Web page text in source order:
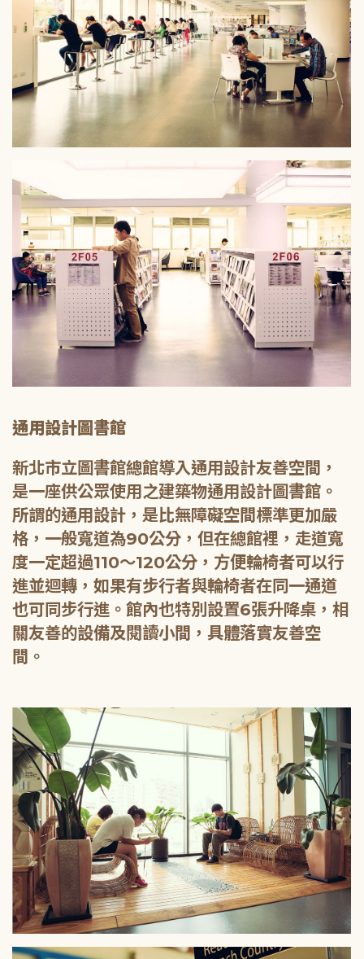
通用設計圖書館
新北市立圖書館總館導入通用設計友善空間，
是一座供公眾使用之建築物通用設計圖書館。
所謂的通用設計，是比無障礙空間標準更加嚴
格，一般寬道為90公分，但在總館裡，走道寬
度一定超過110～120公分，方便輪椅者可以行
進並迴轉，如果有步行者與輪椅者在同一通道
也可同步行進。館內也特別設置6張升降桌，相
關友善的設備及閱讀小間，具體落實友善空
間。